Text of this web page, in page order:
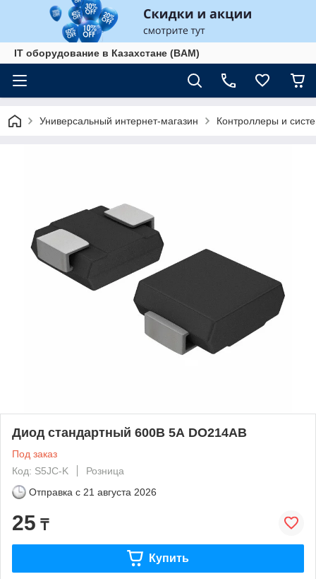
IT оборудование в Казахстане (BAM)
Универсальный интернет-магазин Контроллеры и
Диод стандартный 600В 5А DO214AB
Под заказ
Код: S5JC-K
Розница
Отправка с 21 августа 2026
25 ₸
Купить